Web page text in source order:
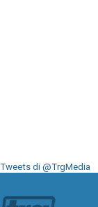
Tweets di @TrgMedia